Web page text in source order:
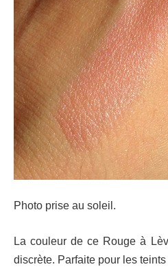
Photo prise au soleil.
La couleur de ce Rouge à
discrète. Parfaite pour les teints